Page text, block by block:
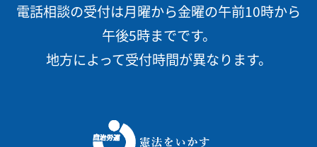
電話相談の受付は月曜から金曜の午前10時から
午後5時までです。
地方によって受付時間が異なります。